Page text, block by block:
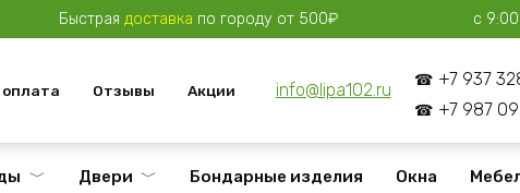
Быстрая доставка по городу от 500₽ с
Отзывы Акции info@lipa102.ru
+7 937
+7 987
Двери Бондарные изделия Окна